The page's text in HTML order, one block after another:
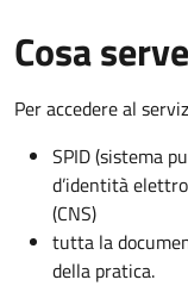
Cosa serve
Per accedere al
SPID (sistema
d’identità
(CNS)
tutta la
della pratica.